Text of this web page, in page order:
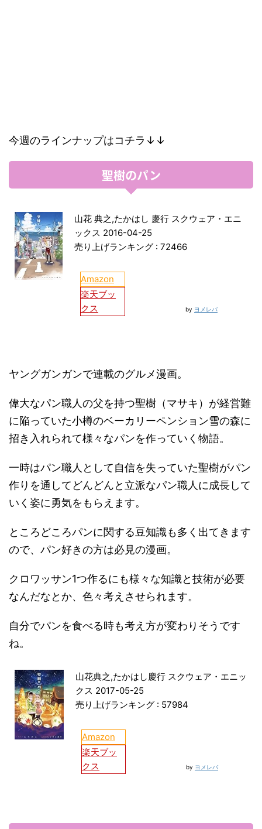
今週のラインナップはコチラ↓↓
聖樹のパン
山花 典之,たかはし 慶行 スクウェア・エニ
ックス 2016-04-25
売り上げランキング : 72466
Amazon
楽天ブッ
クス
by ヨメレバ
ヤングガンガンで連載のグルメ漫画。
偉大なパン職人の父を持つ聖樹（マサキ）が経営難
に陥っていた小樽のベーカリーペンション雪の森に
招き入れられて様々なパンを作っていく物語。
一時はパン職人として自信を失っていた聖樹がパン
作りを通してどんどんと立派なパン職人に成長して
いく姿に勇気をもらえます。
ところどころパンに関する豆知識も多く出てきます
ので、パン好きの方は必見の漫画。
クロワッサン1つ作るにも様々な知識と技術が必要
なんだなとか、色々考えさせられます。
自分でパンを食べる時も考え方が変わりそうです
ね。
山花典之,たかはし慶行 スクウェア・エニッ
クス 2017-05-25
売り上げランキング : 57984
Amazon
楽天ブッ
クス
by ヨメレバ